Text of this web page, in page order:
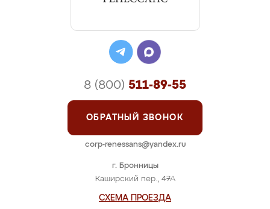
г. Бронницы
Каширский пер., 47А
СХЕМА ПРОЕЗДА
8 (800) 511-89-55
ОБРАТНЫЙ ЗВОНОК
corp-renessans@yandex.ru